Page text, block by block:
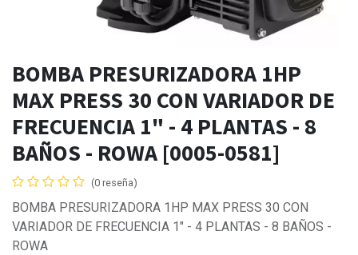
BOMBA PRESURIZADORA 1HP
MAX PRESS 30 CON VARIADOR DE
FRECUENCIA 1" - 4 PLANTAS - 8
BAÑOS - ROWA [0005-0581]
(0 reseña)
BOMBA PRESURIZADORA 1HP MAX PRESS 30 CON
VARIADOR DE FRECUENCIA 1" - 4 PLANTAS - 8 BAÑOS -
ROWA